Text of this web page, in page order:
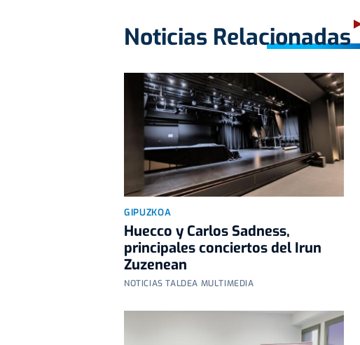
Noticias Relacionadas
GIPUZKOA
Huecco y Carlos Sadness,
principales conciertos del Irun
Zuzenean
NOTICIAS TALDEA MULTIMEDIA